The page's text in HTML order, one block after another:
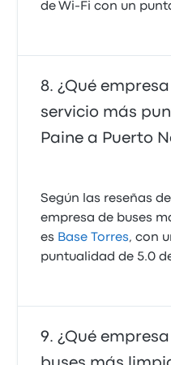
de Wi‑Fi con un
¿Qué
servicio más
Paine a Puerto
Según las reseñas
empresa de buses
es Base Torres, con
puntualidad de 5.0
¿Qué